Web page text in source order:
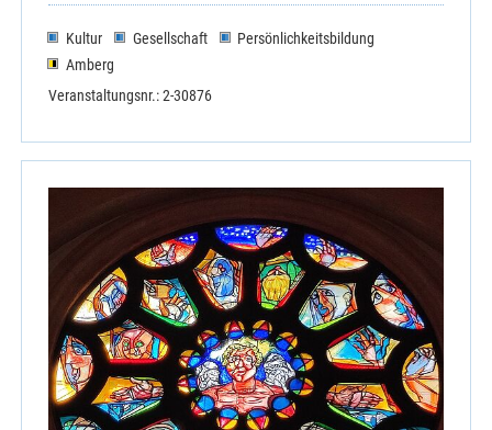
Kultur Gesellschaft
Persönlichkeitsbildung
Amberg
Veranstaltungsnr.: 2-30876